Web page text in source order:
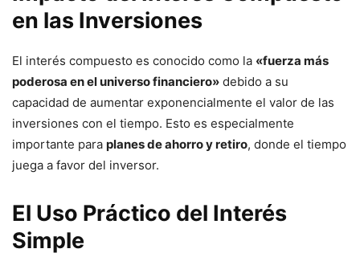
en las Inversiones
El interés compuesto es conocido como la «fuerza más
poderosa en el universo financiero» debido a su
capacidad de aumentar exponencialmente el valor de las
inversiones con el tiempo. Esto es especialmente
importante para planes de ahorro y retiro, donde el tiempo
juega a favor del inversor.
El Uso Práctico del Interés
Simple